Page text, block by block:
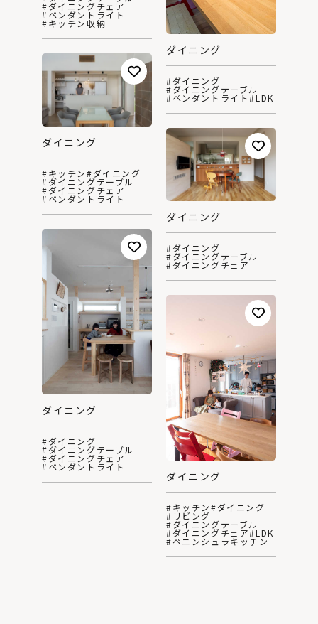
#ダイニングチェア
#ペンダントライト
#キッチン収納
ダイニング
#ダイニング
#ダイニングテーブル
#ペンダントライト#LDK
ダイニング
#キッチン#ダイニング
#ダイニングテーブル
#ダイニングチェア
#ペンダントライト
ダイニング
#ダイニング
#ダイニングテーブル
#ダイニングチェア
ダイニング
#ダイニング
#ダイニングテーブル
#ダイニングチェア
#ペンダントライト
ダイニング
#キッチン#ダイニング
#リビング
#ダイニングテーブル
#ダイニングチェア#LDK
#ペニンシュラキッチン